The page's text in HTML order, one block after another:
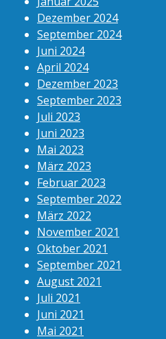
Dezember 2024
September 2024
Juni 2024
April 2024
Dezember 2023
September 2023
Juli 2023
Juni 2023
Mai 2023
März 2023
Februar 2023
September 2022
März 2022
November 2021
Oktober 2021
September 2021
August 2021
Juli 2021
Juni 2021
Mai 2021